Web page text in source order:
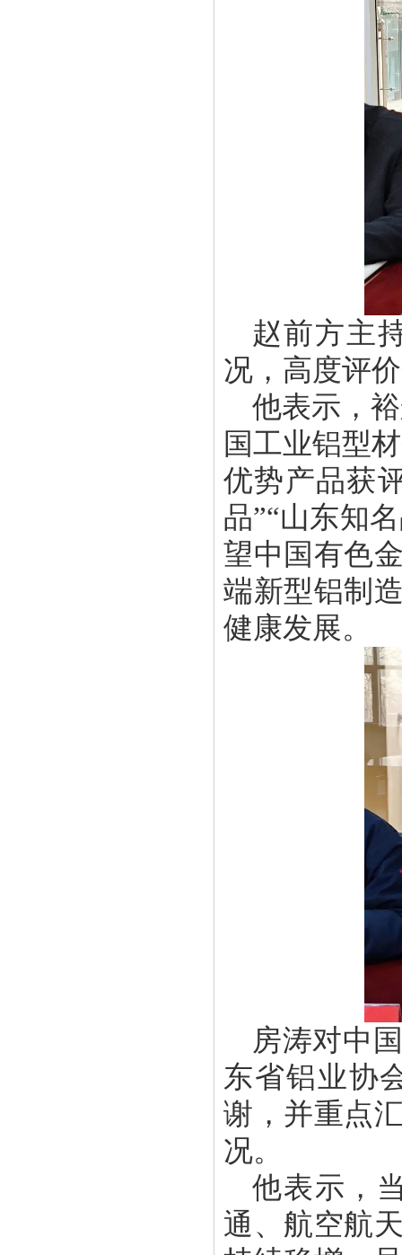
赵前方主
况，高度评
他表示，
国工业铝型
优势产品获
品”“山东知
望中国有色
端新型铝制
健康发展。
房涛对中
东省铝业协
谢，并重点
况。
他表示，
通、航空航